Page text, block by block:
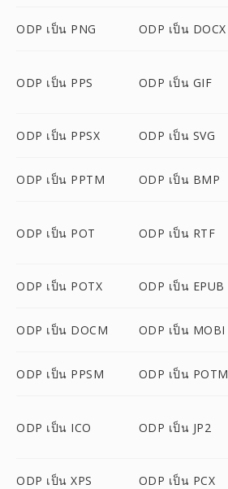
ODP เป็น PNG ODP เป็น DOCX
ODP เป็น PPS ODP เป็น GIF
ODP เป็น PPSX ODP เป็น SVG
ODP เป็น PPTM ODP เป็น BMP
ODP เป็น POT ODP เป็น RTF
ODP เป็น POTX ODP เป็น EPUB
ODP เป็น DOCM ODP เป็น MOBI
ODP เป็น PPSM ODP เป็น POTM
ODP เป็น ICO ODP เป็น JP2
ODP เป็น XPS ODP เป็น PCX